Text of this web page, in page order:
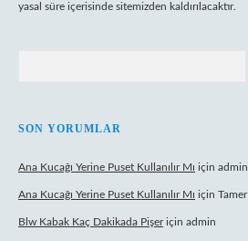
yasal süre içerisinde sitemizden kaldırılacaktır.
SON YORUMLAR
Ana Kucağı Yerine Puset Kullanılır Mı için admin
Ana Kucağı Yerine Puset Kullanılır Mı için Tamer
Blw Kabak Kaç Dakikada Pişeriçin admin